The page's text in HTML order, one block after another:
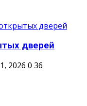
дверей
2026 0 36